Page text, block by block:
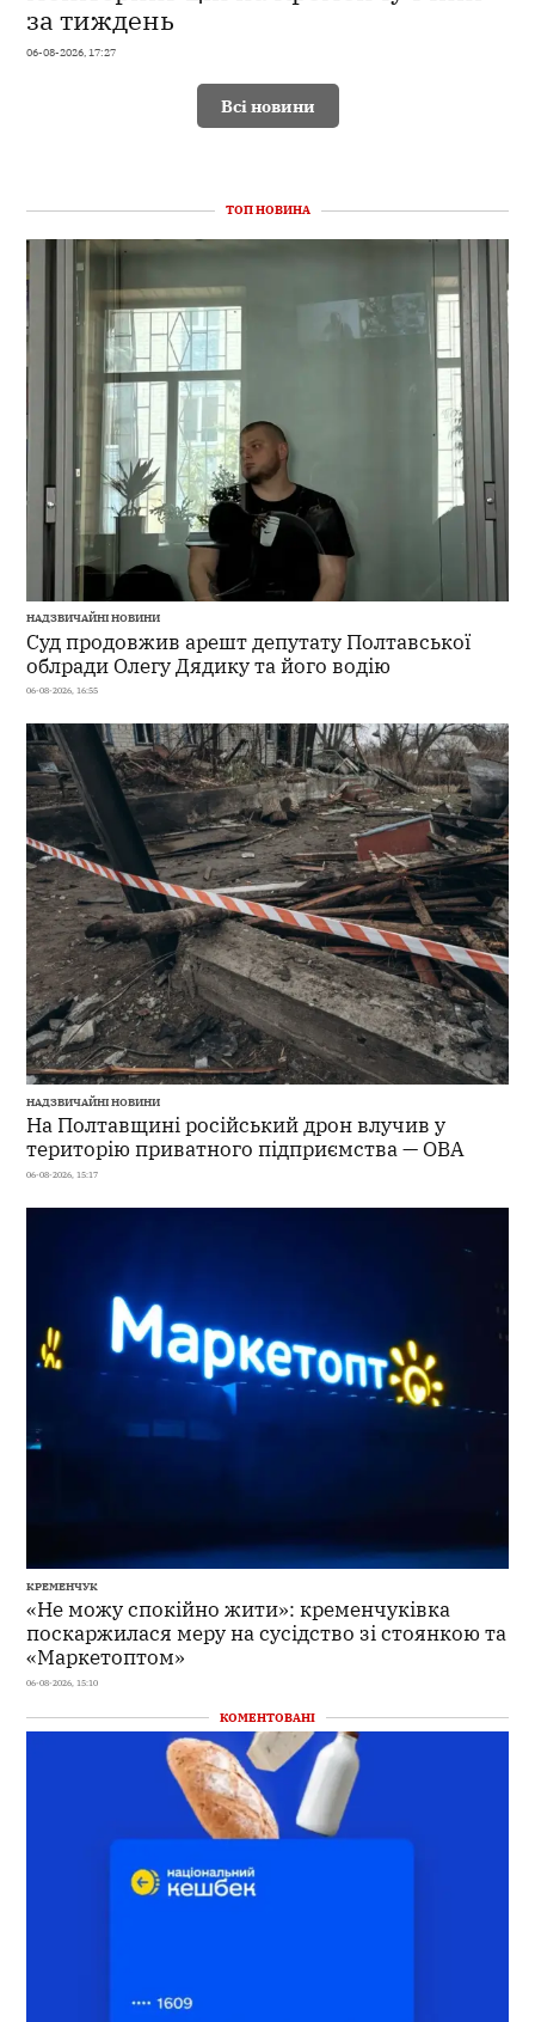
за тиждень
06-08-2026, 17:27
Всі новини
ТОП НОВИНА
НАДЗВИЧАЙНІ НОВИНИ
Суд продовжив арешт депутату Полтавської
облради Олегу Дядику та його водію
06-08-2026, 16:55
НАДЗВИЧАЙНІ НОВИНИ
На Полтавщині російський дрон влучив у
територію приватного підприємства — ОВА
06-08-2026, 15:17
КРЕМЕНЧУК
«Не можу спокійно жити»: кременчуківка
поскаржилася меру на сусідство зі стоянкою та
«Маркетоптом»
06-08-2026, 15:10
КОМЕНТОВАНІ